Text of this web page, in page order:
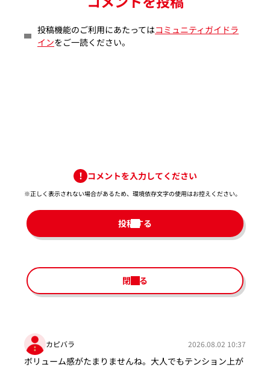
投稿機能のご利用にあたってはコミュニティガイドラ
インをご一読ください。
コメントを入力してください
※正しく表示されない場合があるため、環境依存文字の使用はお控えください。​
投稿する
閉じる
カピバラ 2026.08.02 10:37
ボリューム感がたまりませんね。大人でもテンション上が